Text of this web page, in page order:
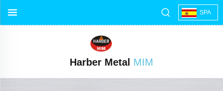
SPA
Harber Metal MIM